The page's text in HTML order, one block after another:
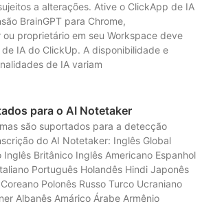
a alterações. Ative o ClickApp de IA
BrainGPT para Chrome,
ou proprietário em seu Workspace deve
IA do ClickUp. A disponibilidade e
de IA variam
para o AI Notetaker
são suportados para a detecção
do AI Notetaker: Inglês Global
Inglês Britânico Inglês Americano Espanhol
Português Holandês Hindi Japonês
Polonês Russo Turco Ucraniano
Albanês Amárico Árabe Armênio